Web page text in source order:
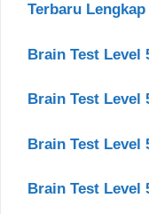
Terbaru
Brain Test Level
Brain Test Level
Brain Test Level
Brain Test Level